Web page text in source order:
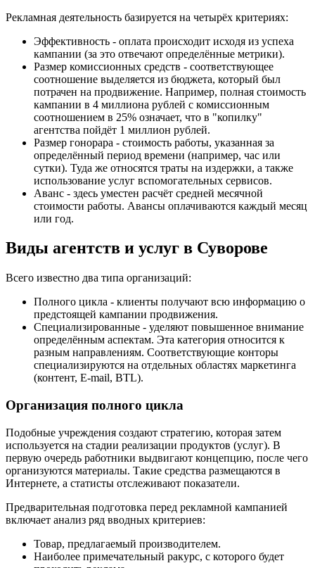
Рекламная деятельность базируется на четырёх критериях:
Эффективность - оплата происходит исходя из успеха
кампании (за это отвечают определённые метрики).
Размер комиссионных средств - соответствующее
соотношение выделяется из бюджета, который был
потрачен на продвижение. Например, полная стоимость
кампании в 4 миллиона рублей с комиссионным
соотношением в 25% означает, что в "копилку"
агентства пойдёт 1 миллион рублей.
Размер гонорара - стоимость работы, указанная за
определённый период времени (например, час или
сутки). Туда же относятся траты на издержки, а также
использование услуг вспомогательных сервисов.
Аванс - здесь уместен расчёт средней месячной
стоимости работы. Авансы оплачиваются каждый месяц
или год.
Виды агентств и услуг в Суворове
Всего известно два типа организаций:
Полного цикла - клиенты получают всю информацию о
предстоящей кампании продвижения.
Специализированные - уделяют повышенное внимание
определённым аспектам. Эта категория относится к
разным направлениям. Соответствующие конторы
специализируются на отдельных областях маркетинга
(контент, E-mail, BTL).
Организация полного цикла
Подобные учреждения создают стратегию, которая затем
используется на стадии реализации продуктов (услуг). В
первую очередь работники выдвигают концепцию, после чего
организуются материалы. Такие средства размещаются в
Интернете, а статисты отслеживают показатели.
Предварительная подготовка перед рекламной кампанией
включает анализ ряд вводных критериев:
Товар, предлагаемый производителем.
Наиболее примечательный ракурс, с которого будет